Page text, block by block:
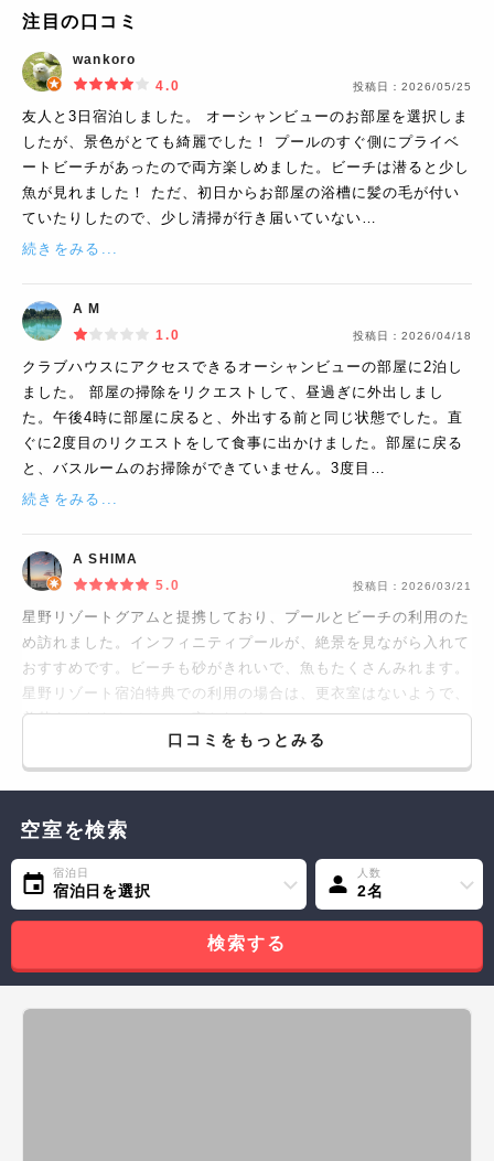
注目の口コミ
wankoro
4.0
投稿日： 2026/05/25
友人と3日宿泊しました。 オーシャンビューのお部屋を選択しま
したが、景色がとても綺麗でした！ プールのすぐ側にプライベ
ートビーチがあったので両方楽しめました。ビーチは潜ると少し
魚が見れました！ ただ、初日からお部屋の浴槽に髪の毛が付い
ていたりしたので、少し清掃が行き届いていない…
続きをみる...
A M
1.0
投稿日： 2026/04/18
クラブハウスにアクセスできるオーシャンビューの部屋に2泊し
ました。 部屋の掃除をリクエストして、昼過ぎに外出しまし
た。午後4時に部屋に戻ると、外出する前と同じ状態でした。直
ぐに2度目のリクエストをして食事に出かけました。部屋に戻る
と、バスルームのお掃除ができていません。3度目…
続きをみる...
A SHIMA
5.0
投稿日： 2026/03/21
星野リゾートグアムと提携しており、プールとビーチの利用のた
め訪れました。インフィニティプールが、絶景を見ながら入れて
おすすめです。ビーチも砂がきれいで、魚もたくさんみれます。
星野リゾート宿泊特典での利用の場合は、更衣室はないようで、
着替えるならトイレでと言われます。
口コミをもっとみる
空室を検索
宿泊日
宿泊日を選択
人数
2名
検索する